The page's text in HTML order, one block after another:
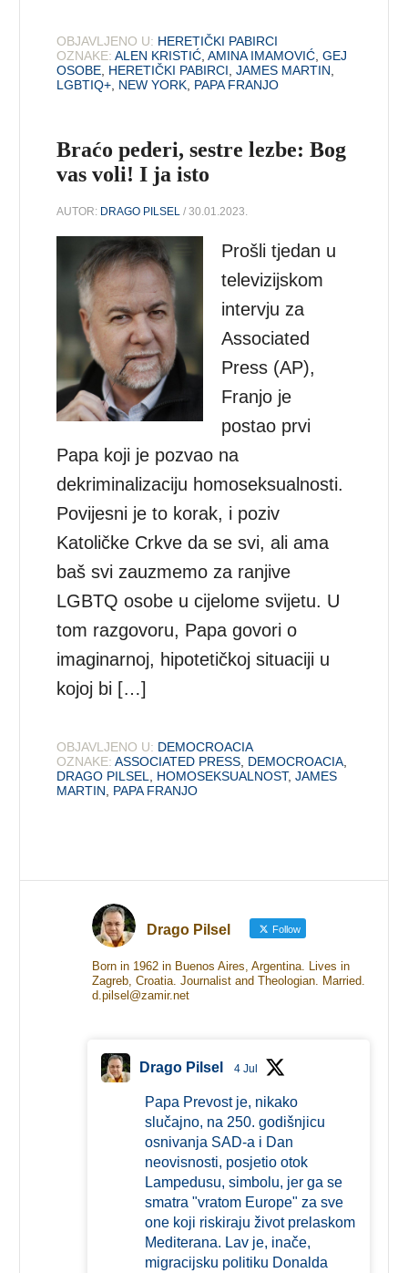
OBJAVLJENO U: HERETIČKI PABIRCI
OZNAKE: ALEN KRISTIĆ ,AMINA IMAMOVIĆ ,GEJ
OSOBE HERETIČKI PABIRCI ,JAMES MARTIN
LGBTIQ+ NEW YORK PAPA FRANJO
Braćo pederi, sestre lezbe: Bog
vas voli! I ja isto
AUTOR: DRAGO PILSEL / 30.01.2023.
Prošli tjedan u
televizijskom
intervju za
Associated
Press (AP),
Franjo je
postao prvi
Papa koji je pozvao na
dekriminalizaciju homoseksualnosti.
Povijesni je to korak, i poziv
Katoličke Crkve da se svi, ali ama
baš svi zauzmemo za ranjive
LGBTQ osobe u cijelome svijetu. U
tom razgovoru, Papa govori o
imaginarnoj, hipotetičkoj situaciji u
kojoj bi […]
OBJAVLJENO U: DEMOCROACIA
OZNAKE: ASSOCIATED PRESS DEMOCROACIA
DRAGO PILSEL
HOMOSEKSUALNOST,JAMES
MARTIN
PAPA FRANJO
Drago Pilsel Follow
Born in 1962 in Buenos Aires, Argentina. Lives in
Zagreb, Croatia. Journalist and Theologian. Married.
d.pilsel@zamir.net
Drago Pilsel 4 Jul
Papa Prevost je, nikako
slučajno, na 250. godišnjicu
osnivanja SAD-a i Dan
neovisnosti, posjetio otok
Lampedusu, simbolu, jer ga se
smatra "vratom Europe" za sve
one koji riskiraju život prelaskom
Mediterana. Lav je, inače,
migracijsku politiku Donalda